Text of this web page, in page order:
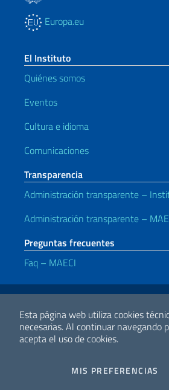
Esta página web utiliza cookies
necesarias.Al continuar navegando
acepta el uso de cookies.
MIS PREFERENCIAS
Europa.eu
El Instituto
Quiénes somos
Eventos
Cultura e idioma
Comunicaciones
Transparencia
Administración transparente –
Administración transparente –
Preguntas frecuentes
Faq – MAECI
Enlaces útiles
Cooperación Internacional